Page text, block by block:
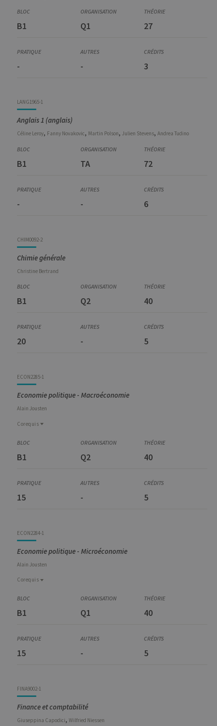
B1 Q1 27
- - 3
LANG1965-1
Anglais 1 (anglais)
Céline Leroy, Fanny Novakovic, Martin Polson, Julien Stevens, Andrea Tudino
B1 TA 72
- - 6
CHIM0092-2
Chimie générale
Christine Bertrand
B1 Q2 40
20 - 5
ECON2285-1
Economie politique - Macroéconomie
Alain Jousten
Corequis
Economie politique - Microéconomie
Mathématiques : Analyse infinitésimale
B1 Q2 40
15 - 5
ECON2284-1
Economie politique - Microéconomie
Alain Jousten
Corequis
Corequis
Mathématiques : Analyse infinitésimale
B1 Q1 40
15 - 5
FINA9002-1
Finance et comptabilité
Giuseppina Capodici, Wilfried Niessen